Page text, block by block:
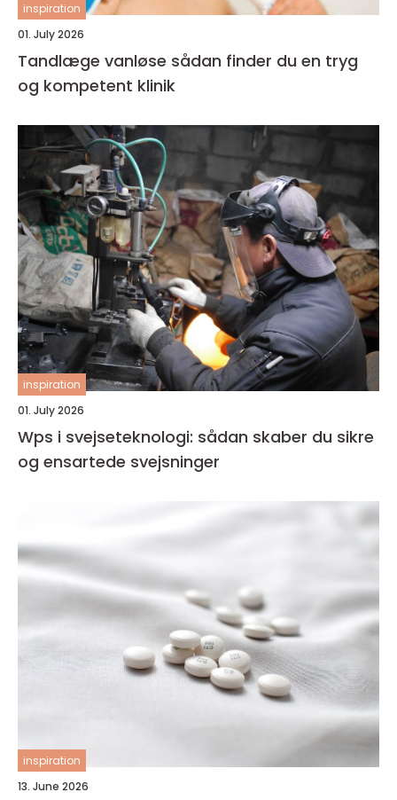
inspiration
01. July 2026
Tandlæge vanløse sådan finder du en tryg
og kompetent klinik
inspiration
01. July 2026
Wps i svejseteknologi: sådan skaber du sikre
og ensartede svejsninger
inspiration
13. June 2026